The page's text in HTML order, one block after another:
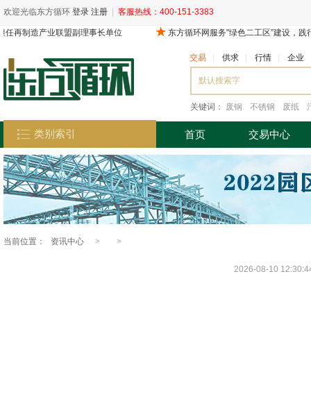
欢迎光临东方循环 登录 注册 客服热线：400-151-3383
交易 供求 行情 企业
关键词： 废钢 不锈钢 废纸
类别索引 首页 交易中心
当前位置： 资讯中心 > >
2026-08-10